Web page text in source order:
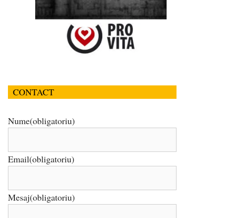
CONTACT
Nume(obligatoriu)
Email(obligatoriu)
Mesaj(obligatoriu)